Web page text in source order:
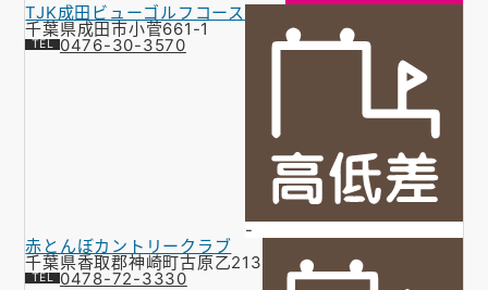
TJK成田ビューゴルフコース
千葉県成田市小菅661-1
0476-30-3570
-
赤とんぼカントリークラブ
千葉県香取郡神崎町古原乙213
0478-72-3330